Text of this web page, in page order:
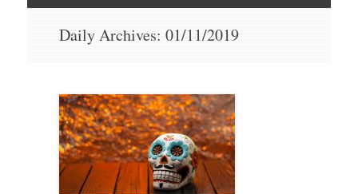
Daily Archives: 01/11/2019